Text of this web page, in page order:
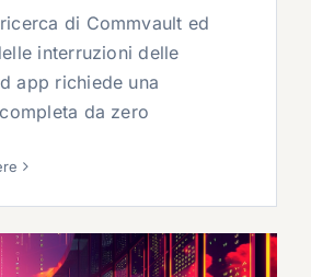
di Commvault ed
interruzioni delle
app richiede una
da zero